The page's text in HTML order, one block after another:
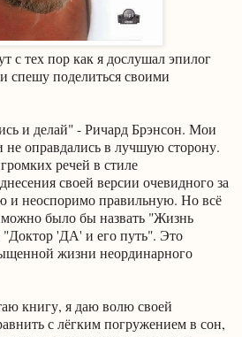
с тех пор как я дослушал эпилог
спешу поделиться своими
и делай" - Ричард Брэнсон. Мои
оправдались в лучшую сторону.
речей в стиле
своей версии очевидного за
и неоспоримо правильную. Но всё
можно было бы назвать "Жизнь
"Доктор 'ДА' и его путь". Это
жизни неординарного
книгу, я даю волю своей
с лёгким погружением в сон,